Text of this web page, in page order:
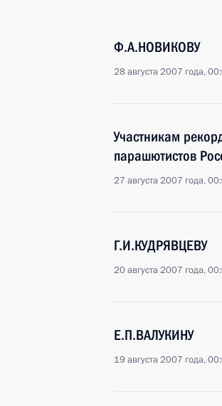
Ф.А.НОВИКОВУ
28 августа 2007 года,
Участникам
парашютистов
27 августа 2007 года,
Г.И.КУДРЯВЦЕВУ
20 августа 2007 года,
Е.П.ВАЛУКИНУ
19 августа 2007 года,